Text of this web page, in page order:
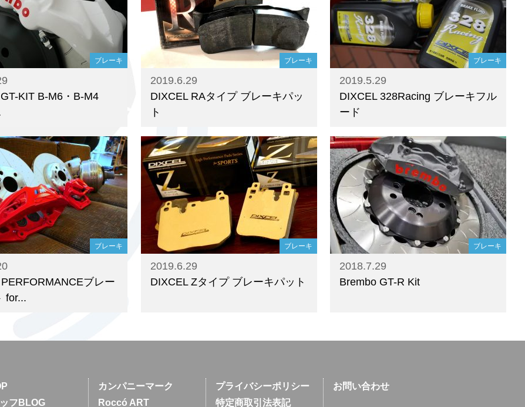
ブレーキ
KIT B-M6・B-M4
ブレーキ
2019.6.29
DIXCEL RAタイプ ブレーキパッ
ト
ブレーキ
2019.5.29
DIXCEL 328Racing ブレーキフル
ード
ブレーキ
ブレー
for...
ブレーキ
2019.6.29
DIXCEL Zタイプ ブレーキパット
ブレーキ
2018.7.29
Brembo GT-R Kit
フBLOG
カンパニーマーク
Roccó ART
プライバシーポリシー
特定商取引法表記
お問い合わせ